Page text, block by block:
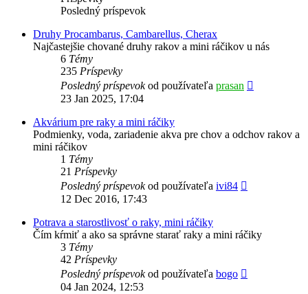
Posledný príspevok
Druhy Procambarus, Cambarellus, Cherax
Najčastejšie chované druhy rakov a mini ráčikov u nás
6 Témy
235 Príspevky
Posledný príspevokod používateľa prasan
23 Jan 2025, 17:04
Akvárium pre raky a mini ráčiky
Podmienky, voda, zariadenie akva pre chov a odchov rakov a
mini ráčikov
1 Témy
21 Príspevky
Posledný príspevokod používateľa ivi84
12 Dec 2016, 17:43
Potrava a starostlivosť o raky, mini ráčiky
Čím kŕmiť a ako sa správne starať raky a mini ráčiky
3 Témy
42 Príspevky
Posledný príspevokod používateľa bogo
04 Jan 2024, 12:53